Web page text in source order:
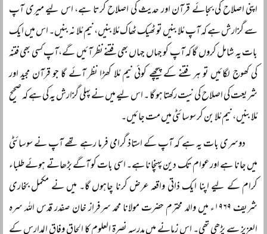
اپنی اصلاح کی بجائے قرآن اور حدیث کی اصلاح کرتا ہے، اس لیے میری آپ
سے گزارش ہے کہ آپ مُلا بنیں تو ٹھیک ٹھاک مُلا بنیں، نیم مُلا نہ بنیں۔ اس میں ایک
بات یہ شامل کروں گا کہ آپ کو جہاں جہاں بھی فتنے نظر آئیں گے،آپ کسی بھی فتنہ
کی کھوج لگائیں تو ہر فتنے کے پیچھے کوئی نیم مُلا کھڑا نظر آئے گا جو قرآن مجید اور
شریعت کی اصلاح کی نیت رکھتا ہو گا ۔ اس لیے میں نے پہلی گزارش یہ کی ہے کہ صحیح
مُلا بنیں، نیم مُلا بن کر سوسائٹی میں مت جائیں۔
دوسری بات یہ ہے کہ آپ کے استاذ گرامی فرما رہے تھے آپ نے سوسائٹی
میں جانا ہے اور عوام تک دین پہنچانا ہے۔ اسی بات کو آگے بڑھاتے ہوئے طلباء
کرام کے لیے اپنا ایک ذاتی واقعہ عرض کرنا چاہوں گا۔ میں نے مکمل بخاری
شریف ۱۹۶۹ء میں والد محترم حضرت مولانا محمد سرفراز خان صفدر قدس اللہ سرہ